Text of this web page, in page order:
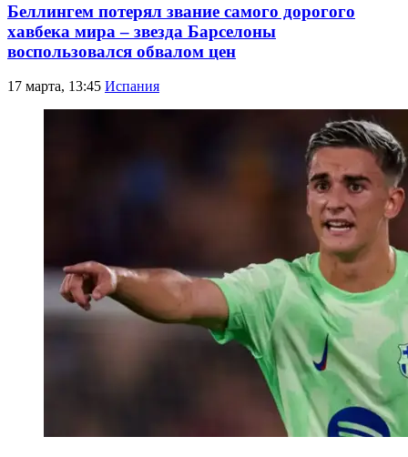
Беллингем потерял звание самого дорогого
хавбека мира – звезда Барселоны
воспользовался обвалом цен
17 марта, 13:45 Испания